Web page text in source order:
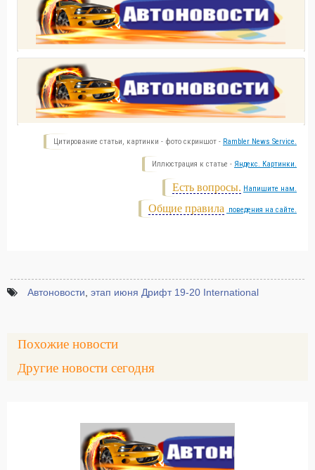
Цитирование статьи, картинки - фото скриншот - Rambler News Service.
Иллюстрация к статье - Яндекс. Картинки.
Есть вопросы. Напишите нам.
Общие правила поведения на сайте.
Автоновости этап июня Дрифт 19-20 International
Похожие новости
Другие новости сегодня